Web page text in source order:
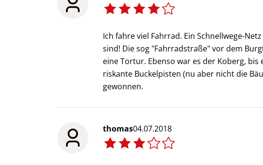
Ich fahre viel Fahrrad. Ein Schnellwege-
sind! Die sog "Fahrradstraße" vor dem
eine Tortur. Ebenso war es der Koberg,
riskante Buckelpisten (nu aber nicht die
gewonnen.
thomas04.07.2018